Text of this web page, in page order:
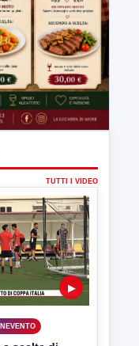
TUTTI I VIDEO